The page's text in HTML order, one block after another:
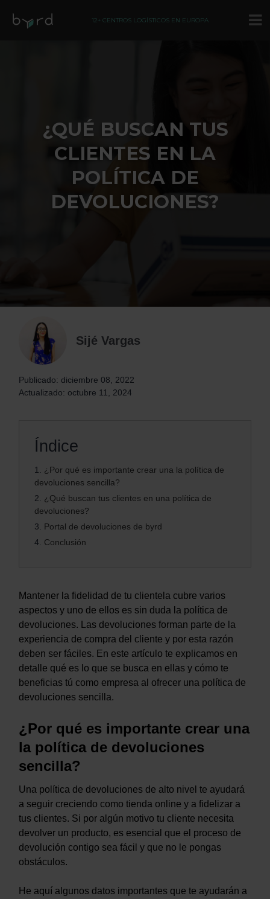
12+ CENTROS LOGÍSTICOS EN EUROPA
¿QUÉ BUSCAN TUS
CLIENTES EN LA
POLÍTICA DE
DEVOLUCIONES?
Sijé Vargas
Publicado: diciembre 08, 2022
Actualizado: octubre 11, 2024
Índice
1. ¿Por qué es importante crear una la política de
devoluciones sencilla?
2. ¿Qué buscan tus clientes en una política de
devoluciones?
3. Portal de devoluciones de byrd
4. Conclusión
Mantener la fidelidad de tu clientela cubre varios
aspectos y uno de ellos es sin duda la política de
devoluciones. Las devoluciones forman parte de la
experiencia de compra del cliente y por esta razón
deben ser fáciles. En este artículo te explicamos en
detalle qué es lo que se busca en ellas y cómo te
beneficias tú como empresa al ofrecer una política de
devoluciones sencilla.
¿Por qué es importante crear una
la política de devoluciones
sencilla?
Una política de devoluciones de alto nivel te ayudará
a seguir creciendo como tienda online y a fidelizar a
tus clientes. Si por algún motivo tu cliente necesita
devolver un producto, es esencial que el proceso de
devolución contigo sea fácil y que no le pongas
obstáculos.
He aquí algunos datos importantes que te ayudarán a